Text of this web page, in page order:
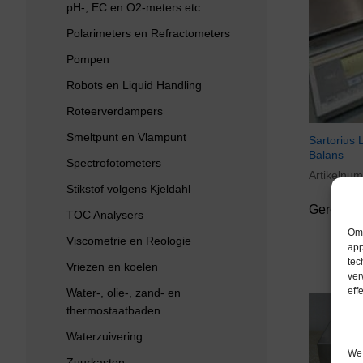
Sartorius
Balans
pH-, EC en O2-meters etc.
Polarimeters en Refractometers
Pompen
Robots en Liquid Handling
Roteerverdampers
Smeltpunt en Vlampunt
Spectrofotometers
Stikstof volgens Kjeldahl
TOC Analysers
Viscometrie en Reologie
Vriezen en koelen
Water-, olie-, zand- en
thermostaatbaden
Waterzuivering